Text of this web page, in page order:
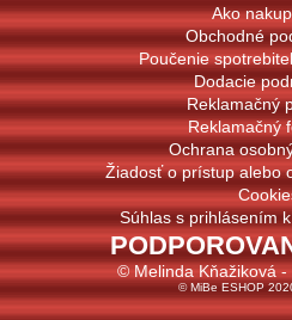
Ako
Obchodné
Poučenie
Dodacie
Reklamačný
Reklamačný
Ochrana
Žiadosť o prístup alebo
Súhlas s prihlásením
© Melinda Kňažiková -
© MiBe ESHOP